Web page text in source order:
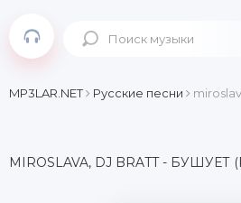
MP3LAR.NET Русские песни
MIROSLAVA, DJ BRATT - БУШУЕТ